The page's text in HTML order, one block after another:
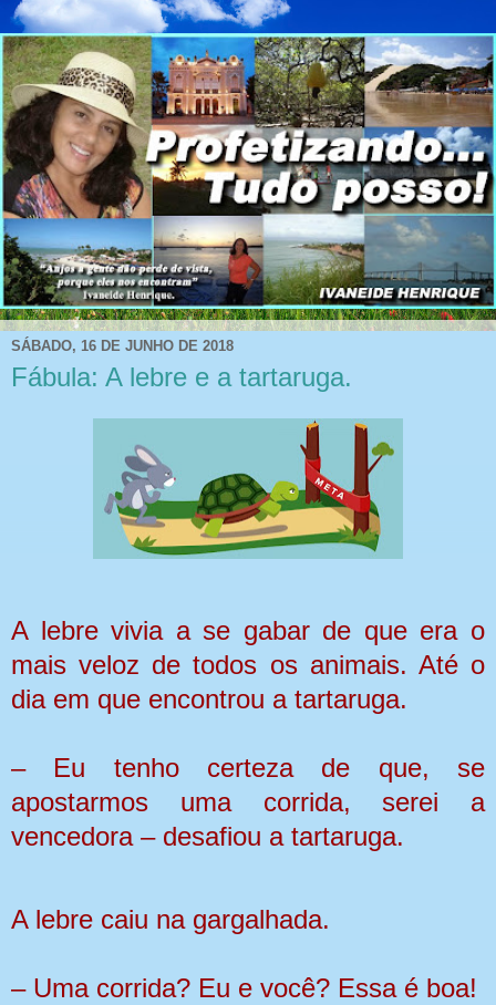
SÁBADO, 16 DE JUNHO DE 2018
Fábula: A lebre e a tartaruga.
A lebre vivia a se gabar de que era o
mais veloz de todos os animais. Até o
dia em que encontrou a tartaruga.
– Eu tenho certeza de que, se
apostarmos uma corrida, serei a
vencedora – desafiou a tartaruga.
A lebre caiu na gargalhada.
– Uma corrida? Eu e você? Essa é boa!